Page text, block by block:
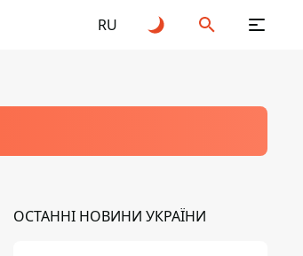
RU
ОСТАННІ НОВИНИ УКРАЇНИ